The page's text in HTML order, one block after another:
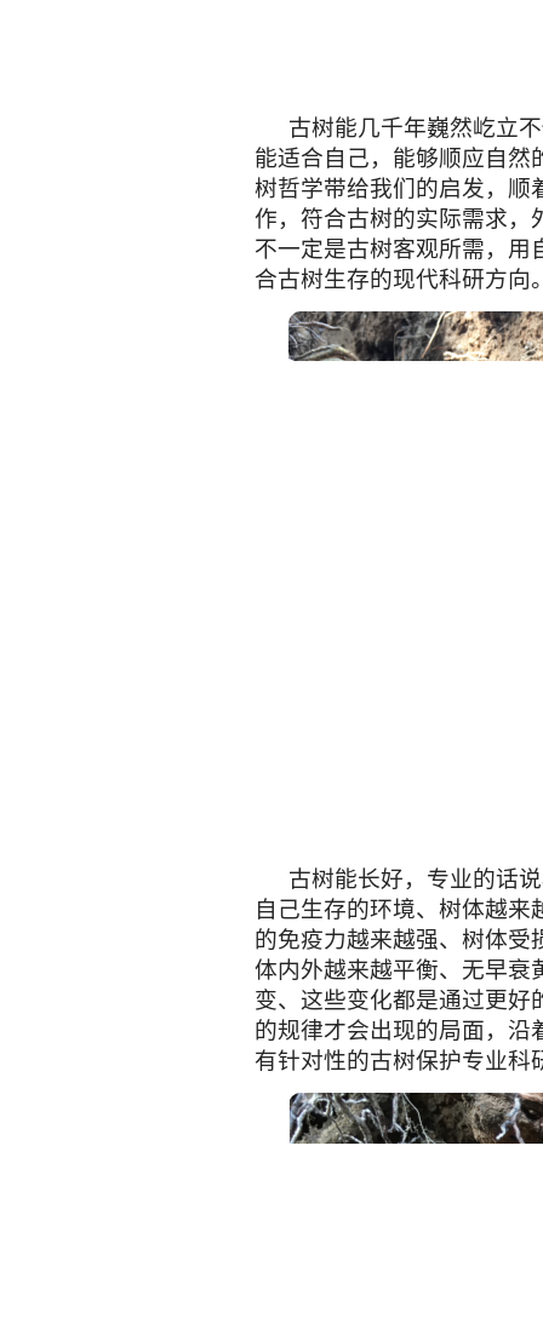
古树能几千年巍然屹立
能适合自己，能够顺应自
树哲学带给我们的启发，
作，符合古树的实际需求
不一定是古树客观所需，
合古树生存的现代科研方向
古树能长好，专业的话
自己生存的环境、树体越
的免疫力越来越强、树体
体内外越来越平衡、无早
变、这些变化都是通过更
的规律才会出现的局面，
有针对性的古树保护专业科